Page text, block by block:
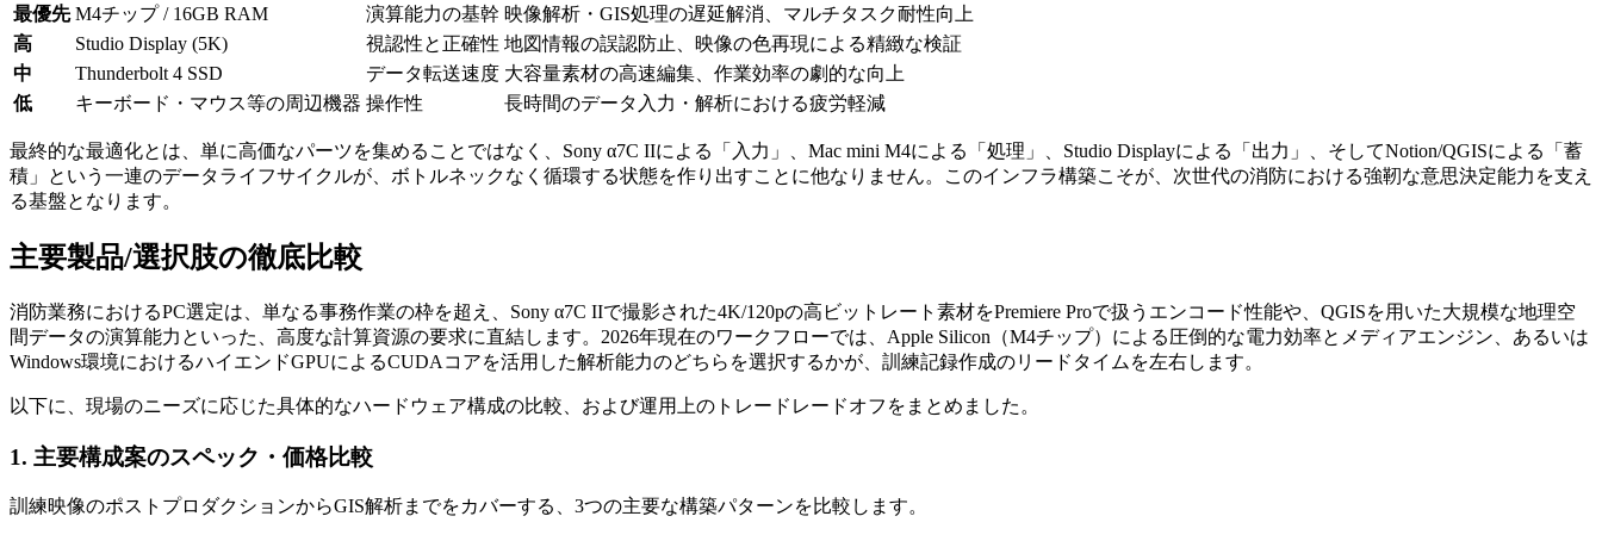
最優先 M4チップ / 16GB RAM 演算能力の基幹 映像解析・GIS処理の遅延解消、マルチタスク耐性向上
高
Studio Display (5K) 視認性と正確性 地図情報の誤認防止、映像の色再現による精緻な検証
中
Thunderbolt 4 SSD データ転送速度 大容量素材の高速編集、作業効率の劇的な向上
低
キーボード・マウス等の周辺機器 操作性 長時間のデータ入力・解析における疲労軽減
最終的な最適化とは、単に高価なパーツを集めることではなく、Sony α7C IIによる「入力」、Mac mini M4による「処理」、Studio Displayによる「出力」、そしてNotion/QGISによる「蓄
積」という一連のデータライフサイクルが、ボトルネックなく循環する状態を作り出すことに他なりません。このインフラ構築こそが、次世代の消防における強靭な意思決定能力を支え
る基盤となります。
主要製品/選択肢の徹底比較
消防業務におけるPC選定は、単なる事務作業の枠を超え、Sony α7C IIで撮影された4K/120pの高ビットレート素材をPremiere Proで扱うエンコード性能や、QGISを用いた大規模な地理空
間データの演算能力といった、高度な計算資源の要求に直結します。2026年現在のワークフローでは、Apple Silicon（M4チップ）による圧倒的な電力効率とメディアエンジン、あるいは
Windows環境におけるハイエンドGPUによるCUDAコアを活用した解析能力のどちらを選択するかが、訓練記録作成のリードタイムを左右します。
以下に、現場のニーズに応じた具体的なハードウェア構成の比較、および運用上のトレードレードオフをまとめました。
1. 主要構成案のスペック・価格比較
訓練映像のポストプロダクションからGIS解析までをカバーする、3つの主要な構築パターンを比較します。